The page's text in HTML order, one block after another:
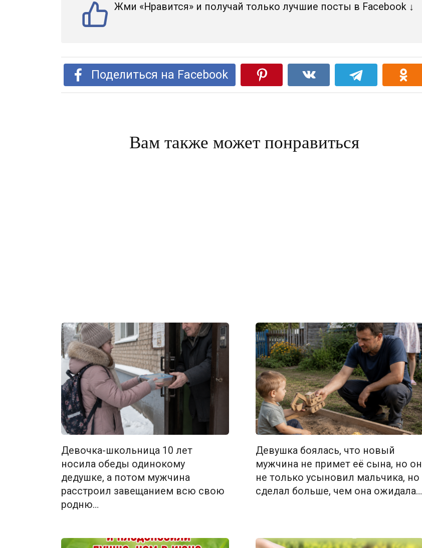
Жми «Нравится» и получай только лучшие посты в Facebook ↓
Поделиться на Facebook
Вам также может понравиться
Девочка-школьница 10 лет
носила обеды одинокому
дедушке, а потом мужчина
расстроил завещанием всю свою
родню…
Девушка боялась, что новый
мужчина не примет её сына, но он
не только усыновил мальчика, но
сделал больше, чем она ожидала…